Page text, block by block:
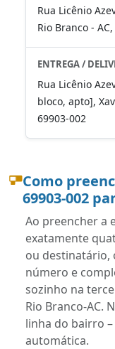
Rua Licênio
Rio Branco -
ENTREGA /
Rua Licênio
bloco, apto],
69903-002
Como
69903-002
Ao preencher a
exatamente
ou destinatário,
número e
sozinho na
Rio Branco-AC.
linha do bairro
automática.